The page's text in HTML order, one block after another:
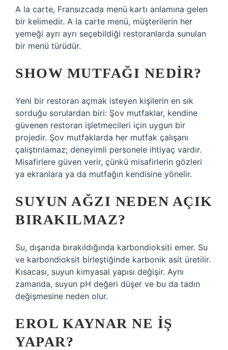
A la carte, Fransızcada menü kartı anlamına gelen
bir kelimedir. A la carte menü, müşterilerin her
yemeği ayrı ayrı seçebildiği restoranlarda sunulan
bir menü türüdür.
SHOW MUTFAĞI NEDIR?
Yeni bir restoran açmak isteyen kişilerin en sık
sorduğu sorulardan biri: Şov mutfaklar, kendine
güvenen restoran işletmecileri için uygun bir
projedir. Şov mutfaklarda her mutfak çalışanı
çalıştırılamaz; deneyimli personele ihtiyaç vardır.
Misafirlere güven verir, çünkü misafirlerin gözleri
ya ekranlara ya da mutfağın kendisine yönelir.
SUYUN AĞZI NEDEN AÇIK
BIRAKILMAZ?
Su, dışarıda bırakıldığında karbondioksiti emer. Su
ve karbondioksit birleştiğinde karbonik asit üretilir.
Kısacası, suyun kimyasal yapısı değişir. Aynı
zamanda, suyun pH değeri düşer ve bu da tadın
değişmesine neden olur.
EROL KAYNAR NE IŞ
YAPAR?